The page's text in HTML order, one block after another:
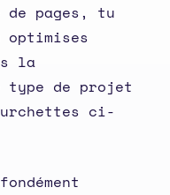
de pages, tu
la
type de projet
ci-